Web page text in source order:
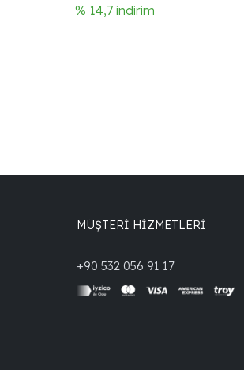
% 14,7 indirim
MÜŞTERİ HİZMETLERİ
+90 532 056 91 17